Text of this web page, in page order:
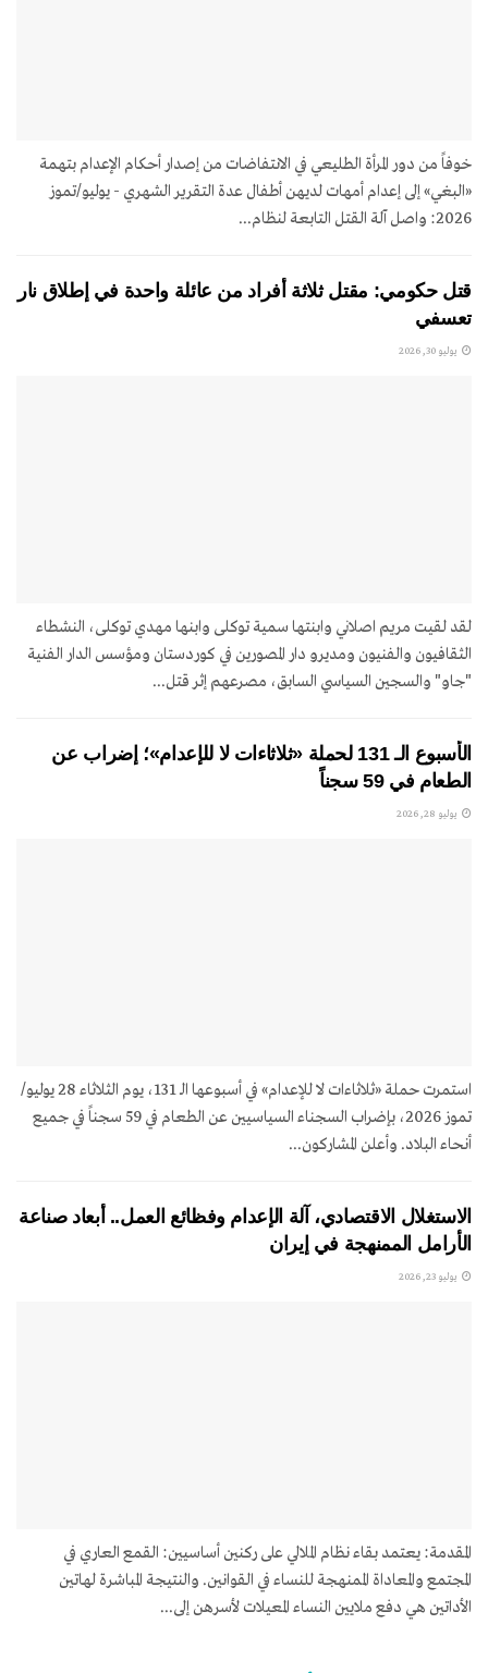
خوفاً من دور المرأة الطليعي في الانتفاضات من إصدار أحكام الإعدام بتهمة
«البغي» إلى إعدام أمهات لديهن أطفال عدة التقرير الشهري - يوليو/تموز
2026: واصل آلة القتل التابعة لنظام...
قتل حكومي: مقتل ثلاثة أفراد من عائلة واحدة في إطلاق نار
تعسفي
يوليو 30, 2026
لقد لقيت مريم اصلاني وابنتها سمية توکلی وابنها مهدي توکلی، النشطاء
الثقافيون والفنيون ومديرو دار المصورين في كوردستان ومؤسس الدار الفنية
"جاو" والسجين السياسي السابق، مصرعهم إثر قتل...
الأسبوع الـ 131 لحملة «ثلاثاءات لا للإعدام»؛ إضراب عن
الطعام في 59 سجناً
يوليو 28, 2026
استمرت حملة «ثلاثاءات لا للإعدام» في أسبوعها الـ 131، يوم الثلاثاء 28 يوليو/
تموز 2026، بإضراب السجناء السياسيين عن الطعام في 59 سجناً في جميع
أنحاء البلاد. وأعلن المشاركون...
الاستغلال الاقتصادي، آلة الإعدام وفظائع العمل.. أبعاد صناعة
الأرامل الممنهجة في إيران
يوليو 23, 2026
المقدمة: يعتمد بقاء نظام الملالي على ركنين أساسيين: القمع العاري في
المجتمع والمعاداة الممنهجة للنساء في القوانين. والنتيجة المباشرة لهاتين
الأداتين هي دفع ملايين النساء المعيلات لأسرهن إلى...